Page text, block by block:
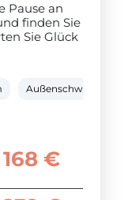
Pause an
finden Sie
Sie Glück
168 €